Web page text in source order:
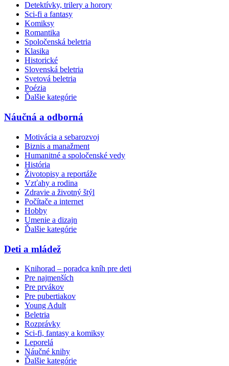
Detektívky, trilery a horory
Sci-fi a fantasy
Komiksy
Romantika
Spoločenská beletria
Klasika
Historické
Slovenská beletria
Svetová beletria
Poézia
Ďalšie kategórie
Náučná a odborná
Motivácia a sebarozvoj
Biznis a manažment
Humanitné a spoločenské vedy
História
Životopisy a reportáže
Vzťahy a rodina
Zdravie a životný štýl
Počítače a internet
Hobby
Umenie a dizajn
Ďalšie kategórie
Deti a mládež
Knihorad – poradca kníh pre deti
Pre najmenších
Pre prvákov
Pre pubertiakov
Young Adult
Beletria
Rozprávky
Sci-fi, fantasy a komiksy
Leporelá
Náučné knihy
Ďalšie kategórie